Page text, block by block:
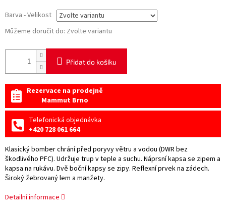
Barva - Velikost
Můžeme doručit do: Zvolte variantu
Přidat do košíku
Rezervace na prodejně
Mammut Brno
Telefonická objednávka
+420 728 061 664
Klasický bomber chrání před poryvy větru a vodou (DWR bez
škodlivého PFC). Udržuje trup v teple a suchu. Náprsní kapsa se zipem a
kapsa na rukávu. Dvě boční kapsy se zipy. Reflexní prvek na zádech.
Široký žebrovaný lem a manžety.
Detailní informace